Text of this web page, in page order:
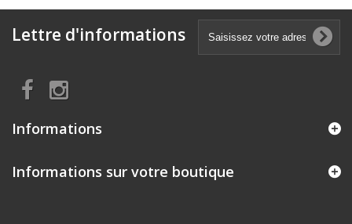
Lettre d'informations
Informations
Informations sur votre boutique